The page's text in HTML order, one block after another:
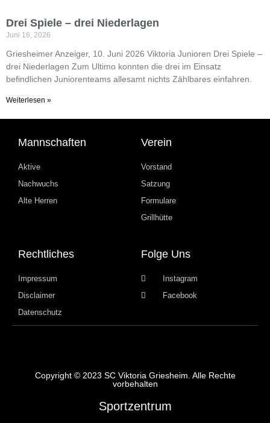
Drei Spiele – drei Niederlagen
Juni 16, 2026
Griesheimer Anzeiger, 10. Juni 2026 Viktoria Junioren Drei Spiele –
drei Niederlagen Zum Ultimo konnten die drei im Einsatz
befindlichen Juniorenteams allesamt nichts Zählbares einfahren.
Weiterlesen »
Mannschaften
Aktive
Nachwuchs
Alte Herren
Verein
Vorstand
Satzung
Formulare
Grillhütte
Rechtliches
Impressum
Disclaimer
Datenschutz
Folge Uns
Instagram
Facebook
Copyright © 2023 SC Viktoria Griesheim. Alle Rechte
vorbehalten
Sportzentrum